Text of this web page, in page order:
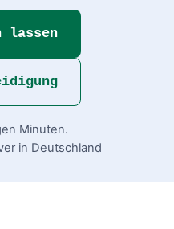
lassen
Minuten.
in Deutschland